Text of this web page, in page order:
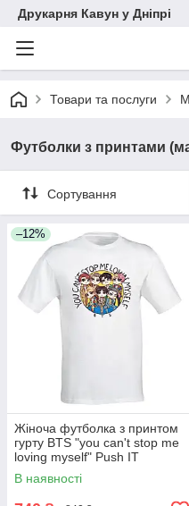
Друкарня Кавун у Дніпрі
Товари та послуги
Футболки з принтами
Сортування
–12%
Жіноча футболка з принтом
гурту BTS "you can't stop me
loving myself" Push IT
В наявності